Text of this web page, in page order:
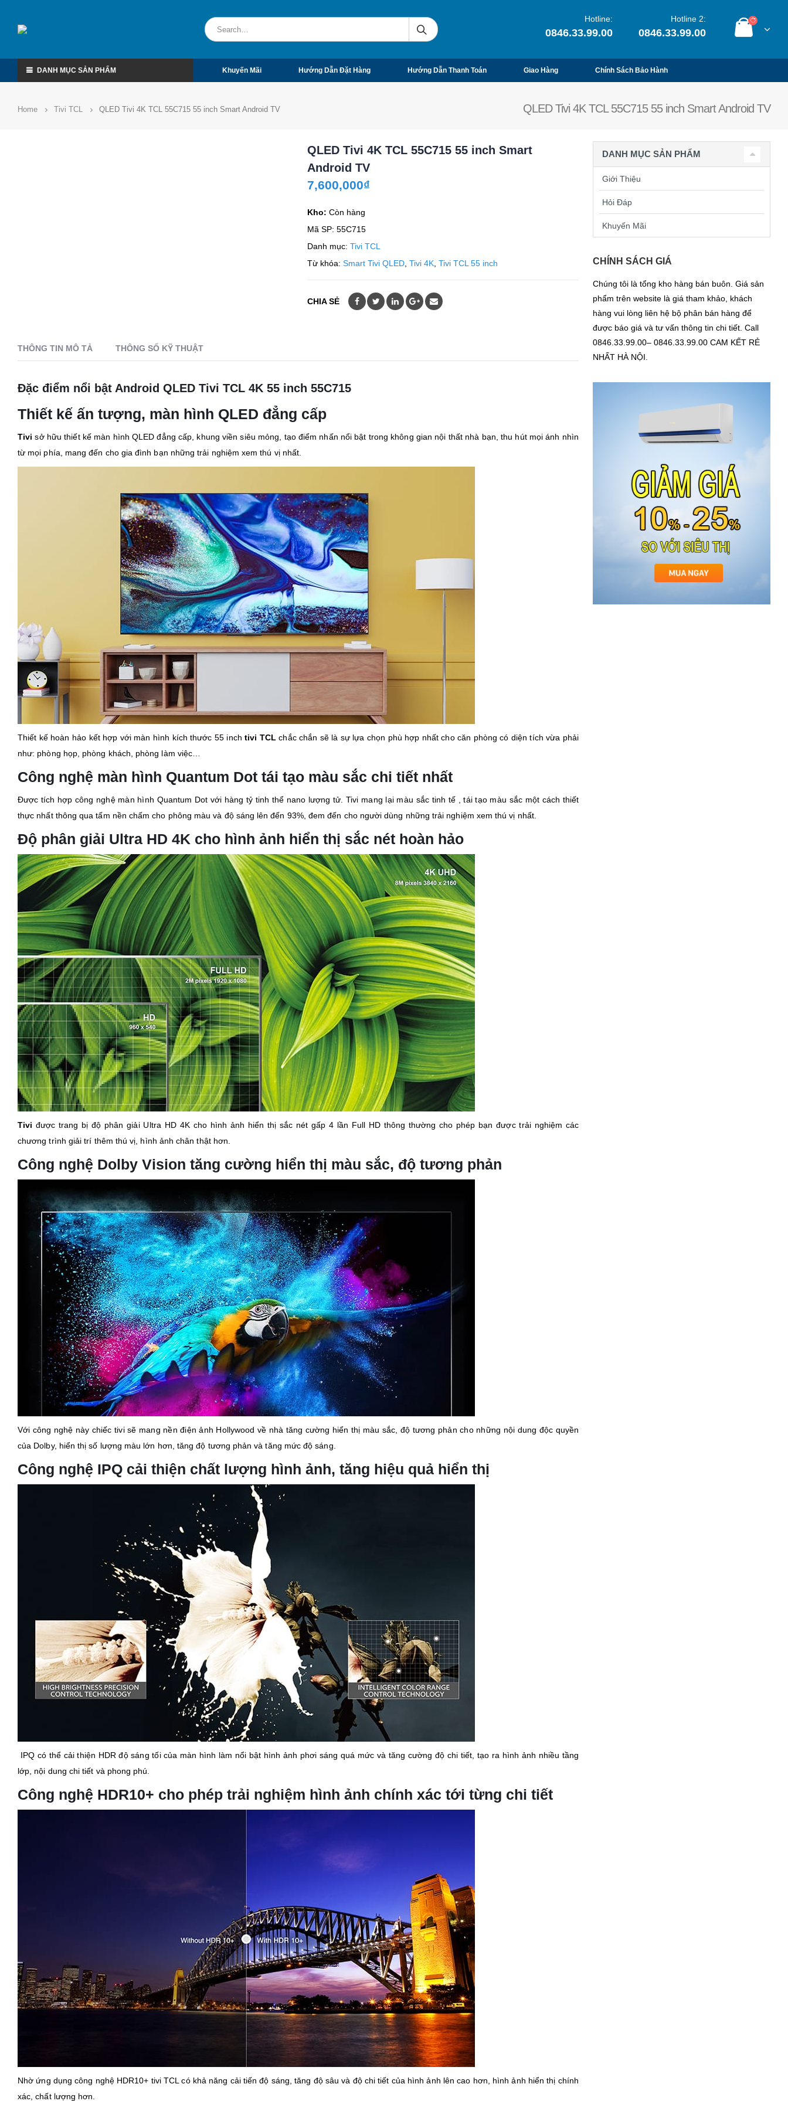
Hotline:
0846.33.99.00
Hotline 2:
0846.33.99.00
DANH MỤC SẢN PHẨM Khuyến Mãi Hướng Dẫn Đặt Hàng Hướng Dẫn Thanh Toán Giao Hàng Chính Sách Bảo Hành
QLED Tivi 4K TCL 55C715 55 inch Smart Android TV
Home Tivi TCL QLED Tivi 4K TCL 55C715 55 inch Smart Android TV
QLED Tivi 4K TCL 55C715 55 inch Smart
Android TV
7,600,000₫
Kho: Còn hàng
Mã SP: 55C715
Danh mục: Tivi TCL
Từ khóa: Smart Tivi QLED, Tivi 4K, Tivi TCL 55 inch
CHIA SẺ
THÔNG TIN MÔ TẢ THÔNG SỐ KỸ THUẬT
Đặc điểm nổi bật Android QLED Tivi TCL 4K 55 inch 55C715
Thiết kế ấn tượng, màn hình QLED đẳng cấp
Tivi sở hữu thiết kế màn hình QLED đẳng cấp, khung viền siêu mỏng, tạo điểm nhấn nổi bật trong không gian nội thất nhà bạn, thu hút mọi ánh nhìn
từ mọi phía, mang đến cho gia đình bạn những trải nghiệm xem thú vị nhất.
Thiết kế hoàn hảo kết hợp với màn hình kích thước 55 inchtivi TCL chắc chắn sẽ là sự lựa chọn phù hợp nhất cho căn phòng có diện tích vừa phải
như: phòng họp, phòng khách, phòng làm việc…
Công nghệ màn hình Quantum Dot tái tạo màu sắc chi tiết nhất
Được tích hợp công nghệ màn hình Quantum Dot với hàng tỷ tinh thể nano lượng tử. Tivi mang lại màu sắc tinh tế , tái tạo màu sắc một cách thiết
thực nhất thông qua tấm nền chấm cho phông màu và độ sáng lên đến 93%, đem đến cho người dùng những trải nghiệm xem thú vị nhất.
Độ phân giải Ultra HD 4K cho hình ảnh hiển thị sắc nét hoàn hảo
Tivi được trang bị độ phân giải Ultra HD 4K cho hình ảnh hiển thị sắc nét gấp 4 lần Full HD thông thường cho phép bạn được trải nghiệm các
chương trình giải trí thêm thú vị, hình ảnh chân thật hơn.
Công nghệ Dolby Vision tăng cường hiển thị màu sắc, độ tương phản
Với công nghệ này chiếc tivi sẽ mang nền điện ảnh Hollywood về nhà tăng cường hiển thị màu sắc, độ tương phản cho những nội dung độc quyền
của Dolby, hiển thị số lượng màu lớn hơn, tăng độ tương phản và tăng mức độ sáng.
Công nghệ IPQ cải thiện chất lượng hình ảnh, tăng hiệu quả hiển thị
IPQ có thể cải thiện HDR độ sáng tối của màn hình làm nổi bật hình ảnh phơi sáng quá mức và tăng cường độ chi tiết, tạo ra hình ảnh nhiều tầng
lớp, nội dung chi tiết và phong phú.
Công nghệ HDR10+ cho phép trải nghiệm hình ảnh chính xác tới từng chi tiết
Nhờ ứng dụng công nghệ HDR10+ tivi TCL có khả năng cải tiến độ sáng, tăng độ sâu và độ chi tiết của hình ảnh lên cao hơn, hình ảnh hiển thị chính
xác, chất lượng hơn.
DANH MỤC SẢN PHẨM
Giới Thiệu
Hỏi Đáp
Khuyến Mãi
CHÍNH SÁCH GIÁ
Chúng tôi là tổng kho hàng bán buôn. Giá sản
phẩm trên website là giá tham khảo, khách
hàng vui lòng liên hệ bộ phân bán hàng để
được báo giá và tư vấn thông tin chi tiết. Call
0846.33.99.00– 0846.33.99.00 CAM KẾT RẺ
NHẤT HÀ NỘI.